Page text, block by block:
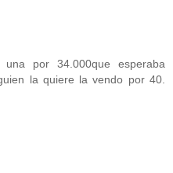
por 34.000que esperaba
la quiere la vendo por 40.